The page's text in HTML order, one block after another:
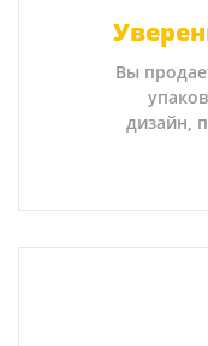
Вы
дизайн,